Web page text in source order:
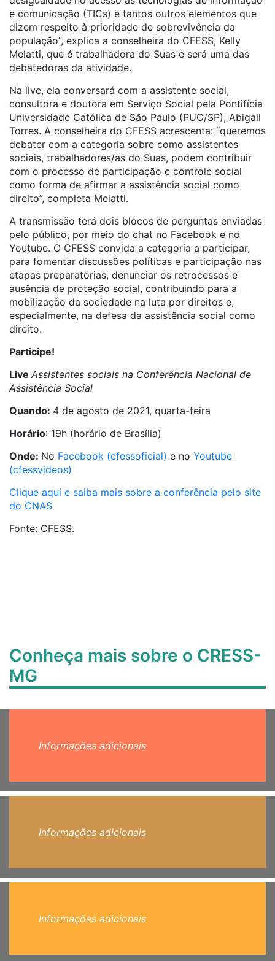
e comunicação (TICs) e tantos outros elementos que
dizem respeito à prioridade de sobrevivência da
população”, explica a conselheira do CFESS, Kelly
Melatti, que é trabalhadora do Suas e será uma das
debatedoras da atividade.
Na live, ela conversará com a assistente social,
consultora e doutora em Serviço Social pela Pontifícia
Universidade Católica de São Paulo (PUC/SP), Abigail
Torres. A conselheira do CFESS acrescenta: “queremos
debater com a categoria sobre como assistentes
sociais, trabalhadores/as do Suas, podem contribuir
com o processo de participação e controle social
como forma de afirmar a assistência social como
direito”, completa Melatti.
A transmissão terá dois blocos de perguntas enviadas
pelo público, por meio do chat no Facebook e no
Youtube. O CFESS convida a categoria a participar,
para fomentar discussões políticas e participação nas
etapas preparatórias, denunciar os retrocessos e
ausência de proteção social, contribuindo para a
mobilização da sociedade na luta por direitos e,
especialmente, na defesa da assistência social como
direito.
Participe!
Live Assistentes sociais na Conferência Nacional de
Assistência Social
Quando: 4 de agosto de 2021, quarta-feira
Horário: 19h (horário de Brasília)
Onde: No Facebook (cfessoficial) e no Youtube
(cfessvideos)
Clique aqui e saiba mais sobre a conferência pelo site
do CNAS
Fonte: CFESS.
Conheça mais sobre o CRESS-
MG
Informações adicionais
Informações adicionais
Informações adicionais